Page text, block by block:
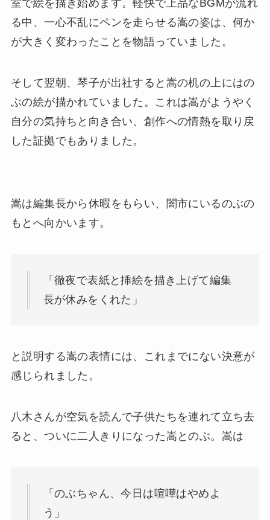
室で絵を描き始めます。軽快で上品なBGMが流れ
る中、一心不乱にペンを走らせる嵩の姿は、何か
が大きく変わったことを物語っていました。
そして翌朝、琴子が出社すると嵩の机の上にはの
ぶの絵が描かれていました。これは嵩がようやく
自分の気持ちと向き合い、創作への情熱を取り戻
した証拠でもありました。
嵩は編集長から休暇をもらい、闇市にいるのぶの
もとへ向かいます。
「徹夜で表紙と挿絵を描き上げて編集
長が休みをくれた」
と説明する嵩の表情には、これまでにない決意が
感じられました。
八木さんが空気を読んで子供たちを連れて立ち去
ると、ついに二人きりになった嵩とのぶ。嵩は
「のぶちゃん、今日は喧嘩はやめよ
う」